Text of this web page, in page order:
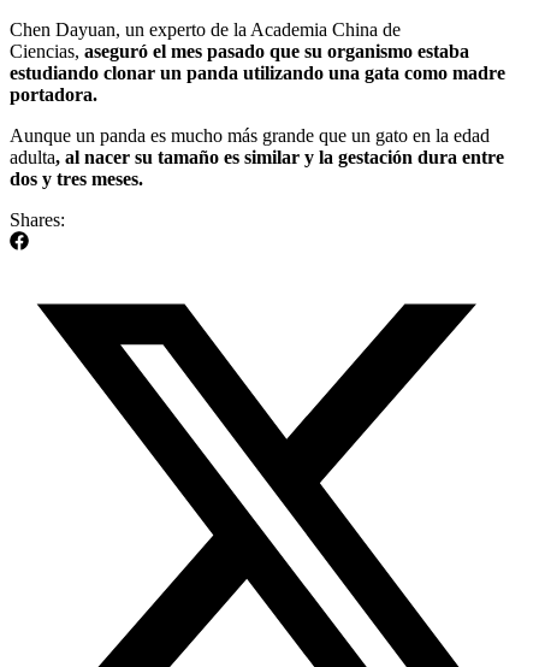
Chen Dayuan, un experto de la Academia China de
Ciencias, aseguró el mes pasado que su organismo estaba
estudiando clonar un panda utilizando una gata como madre
portadora.
Aunque un panda es mucho más grande que un gato en la edad
adulta, al nacer su tamaño es similar y la gestación dura entre
dos y tres meses.
Shares: